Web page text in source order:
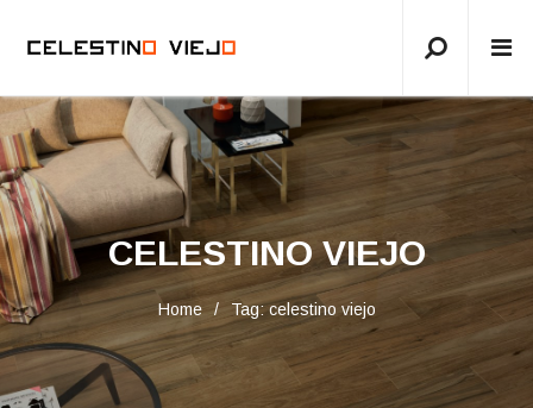
CELESTINO VIEJO
Home Tag: celestino viejo